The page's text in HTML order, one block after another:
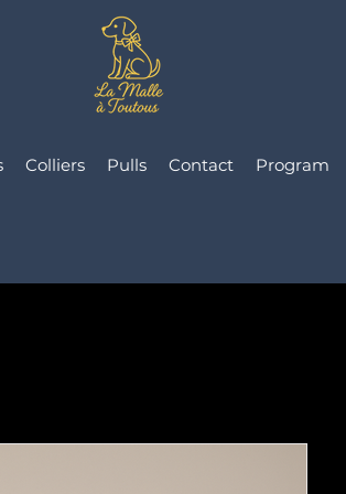
Colliers Pulls Contact Program